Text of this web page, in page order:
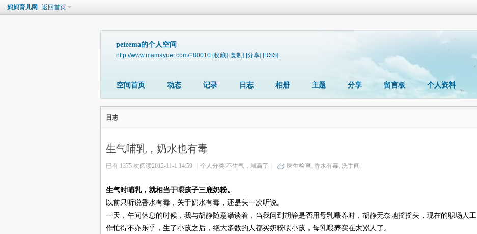
妈妈育儿网 返回首页
peizema的个人空间
http://www.mamayuer.com/?80010 [收藏] [复制] [分享] [RSS]
空间首页 动态 记录 日志 相册 主题 分享 留言板 个人资料
日志
生气哺乳，奶水也有毒
已有 1375 次阅读2012-11-1 14:59 个人分类:不生气，就赢了 医生检查, 香水有毒, 洗手间
生气时哺乳，就相当于喂孩子三鹿奶粉。
以前只听说香水有毒，关于奶水有毒，还是头一次听说。
一天，午间休息的时候，我与胡静随意攀谈着，当我问到胡静是否用母乳喂养时，胡静无奈地摇摇头，现在的职场人工
作忙得不亦乐乎，生了小孩之后，绝大多数的人都买奶粉喂小孩，母乳喂养实在太累人了。